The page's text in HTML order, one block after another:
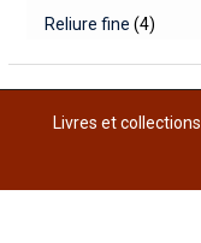
Reliure fine (4)
Livres et